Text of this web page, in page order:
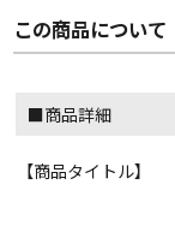
この商品について
■商品詳細
【商品タイトル】